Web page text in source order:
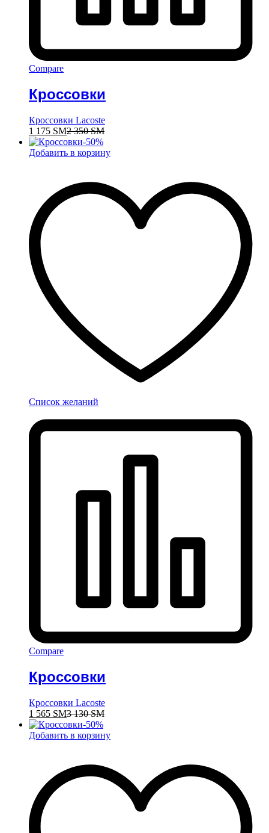
Compare
Кроссовки
Кроссовки Lacoste
1 175 ЅМ2 350ЅМ
-50%
Добавить в корзину
Список желаний
Compare
Кроссовки
Кроссовки Lacoste
1 565 ЅМ3 130ЅМ
-50%
Добавить в корзину